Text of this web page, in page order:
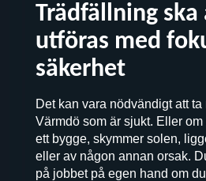
Trädfällning
utföras med
säkerhet
Det kan vara nödvändigt att ta
Värmdö som är sjukt. Eller
ett bygge, skymmer solen,
eller av någon annan orsak.
på jobbet på egen hand om